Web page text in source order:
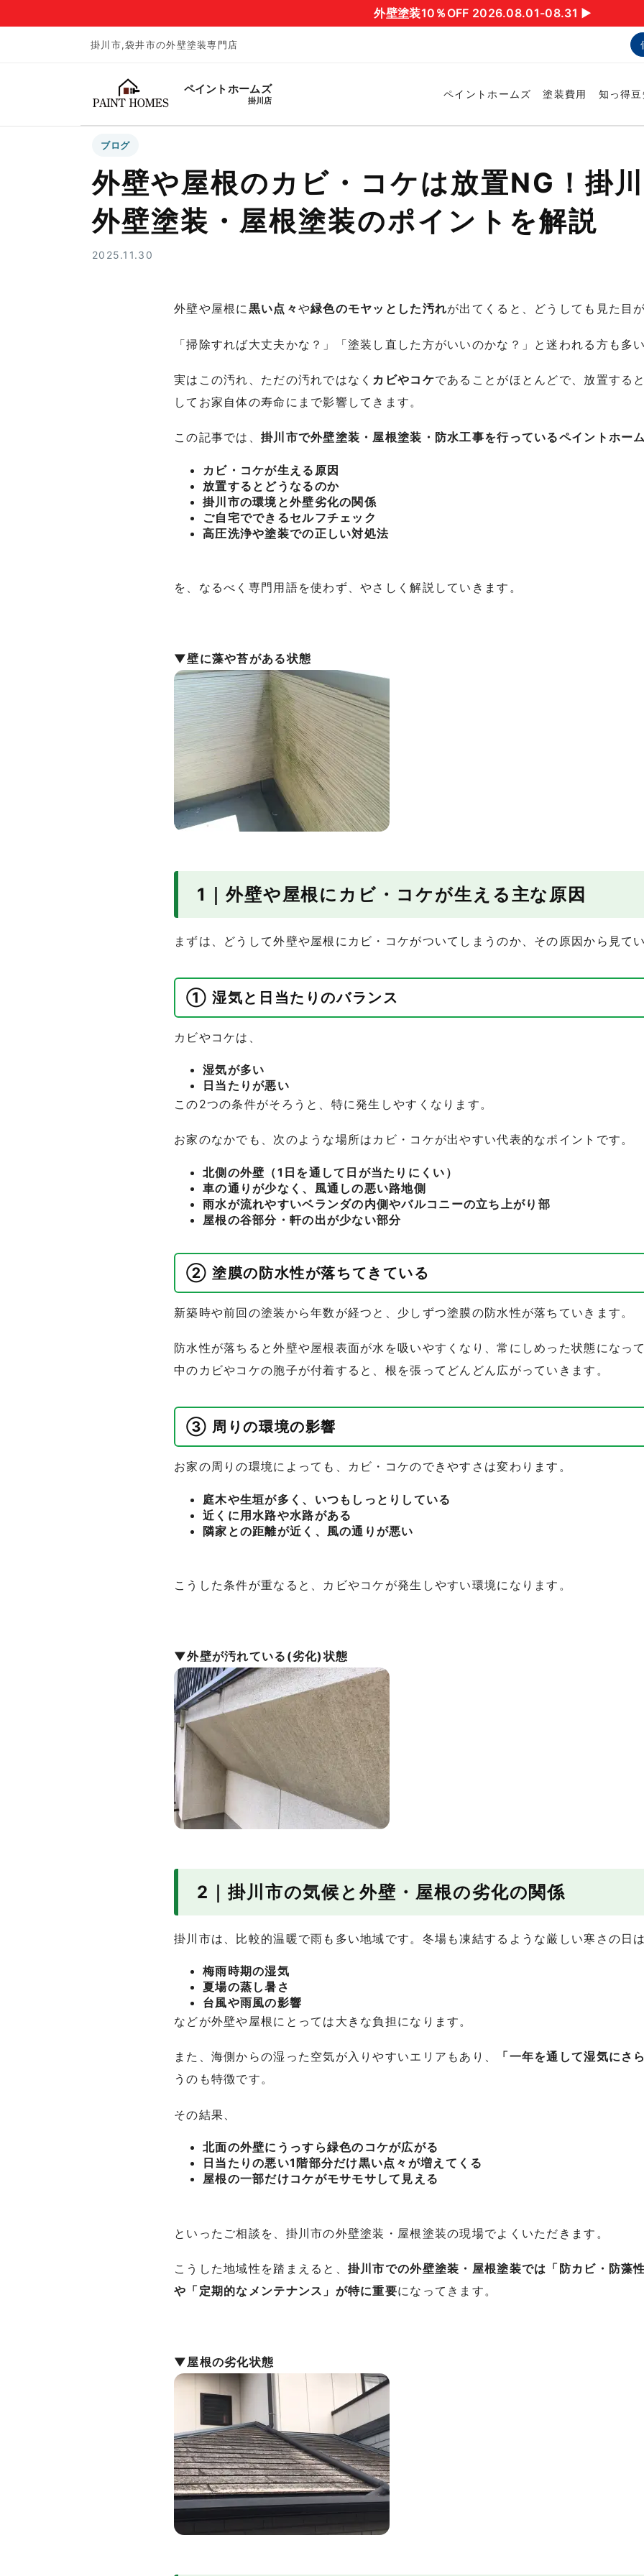
外壁塗装10％OFF 2026.08.01-08.31 ▶︎
掛川市,袋井市の外壁塗装専門店
ペイントホームズ
掛川店
ペイントホームズ 塗装費用 知っ得
ブログ
外壁や屋根のカビ・コケは放置NG！掛
外壁塗装・屋根塗装のポイントを解説
2025.11.30
外壁や屋根に黒い点々や緑色のモヤッとした汚れが出てくると、どうしても見た目
「掃除すれば大丈夫かな？」「塗装し直した方がいいのかな？」と迷われる方も多
実はこの汚れ、ただの汚れではなく カビやコケであることがほとんどで、放置する
してお家自体の寿命にまで影響してきます。
この記事では、 掛川市で外壁塗装・屋根塗装・防水工事を行っているペイントホー
カビ・コケが生える原因
放置するとどうなるのか
掛川市の環境と外壁劣化の関係
ご自宅でできるセルフチェック
高圧洗浄や塗装での正しい対処法
を、なるべく専門用語を使わず、やさしく解説していきます。
▼壁に藻や苔がある状態
1｜外壁や屋根にカビ・コケが生える主な原因
まずは、どうして外壁や屋根にカビ・コケがついてしまうのか、その原因から見てい
① 湿気と日当たりのバランス
カビやコケは、
湿気が多い
日当たりが悪い
この2つの条件がそろうと、特に発生しやすくなります。
お家のなかでも、次のような場所はカビ・コケが出やすい代表的なポイントです。
北側の外壁（1日を通して日が当たりにくい）
車の通りが少なく、風通しの悪い路地側
雨水が流れやすいベランダの内側やバルコニーの立ち上がり部
屋根の谷部分・軒の出が少ない部分
② 塗膜の防水性が落ちてきている
新築時や前回の塗装から年数が経つと、少しずつ塗膜の防水性が落ちていきます。
防水性が落ちると外壁や屋根表面が水を吸いやすくなり、常にしめった状態になっ
中のカビやコケの胞子が付着すると、根を張ってどんどん広がっていきます。
③ 周りの環境の影響
お家の周りの環境によっても、カビ・コケのできやすさは変わります。
庭木や生垣が多く、いつもしっとりしている
近くに用水路や水路がある
隣家との距離が近く、風の通りが悪い
こうした条件が重なると、カビやコケが発生しやすい環境になります。
▼外壁が汚れている(劣化)状態
2｜掛川市の気候と外壁・屋根の劣化の関係
掛川市は、比較的温暖で雨も多い地域です。冬場も凍結するような厳しい寒さの日
梅雨時期の湿気
夏場の蒸し暑さ
台風や雨風の影響
などが外壁や屋根にとっては大きな負担になります。
また、海側からの湿った空気が入りやすいエリアもあり、 「一年を通して湿気にさ
うのも特徴です。
その結果、
北面の外壁にうっすら緑色のコケが広がる
日当たりの悪い1階部分だけ黒い点々が増えてくる
屋根の一部だけコケがモサモサして見える
といったご相談を、掛川市の外壁塗装・屋根塗装の現場でよくいただきます。
こうした地域性を踏まえると、 掛川市での外壁塗装・屋根塗装では「防カビ・防藻
や「定期的なメンテナンス」が特に重要になってきます。
▼屋根の劣化状態